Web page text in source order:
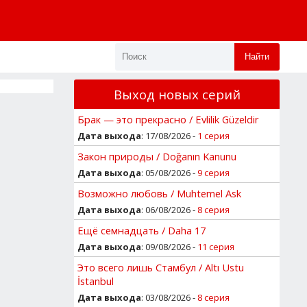
Найти
Выход новых серий
Брак — это прекрасно / Evlilik Güzeldir
Дата выхода: 17/08/2026 - 1 серия
Закон природы / Doğanın Kanunu
Дата выхода: 05/08/2026 -9 серия
Возможно любовь / Muhtemel Ask
Дата выхода: 06/08/2026 - 8 серия
Ещё семнадцать / Daha 17
Дата выхода: 09/08/2026 - 11 серия
Это всего лишь Стамбул / Altı Ustu
İstanbul
Дата выхода: 03/08/2026 - 8 серия